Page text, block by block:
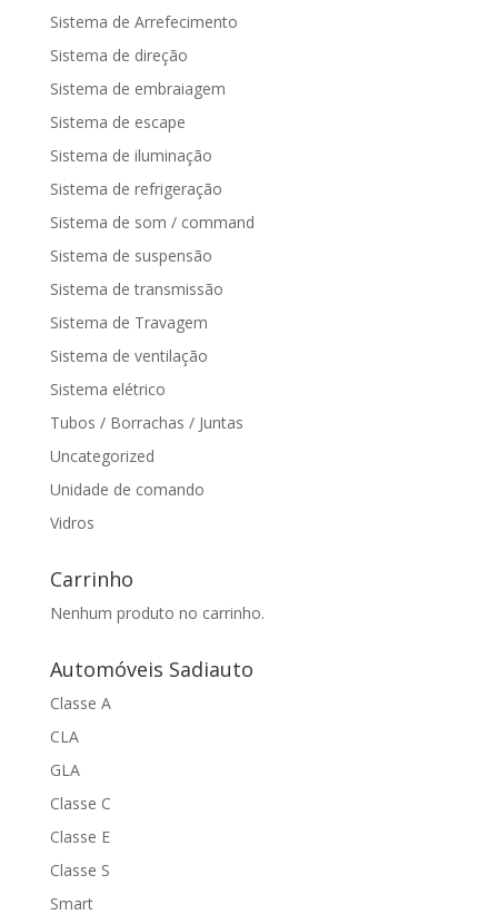
Sistema de Arrefecimento
Sistema de direção
Sistema de embraiagem
Sistema de escape
Sistema de iluminação
Sistema de refrigeração
Sistema de som / command
Sistema de suspensão
Sistema de transmissão
Sistema de Travagem
Sistema de ventilação
Sistema elétrico
Tubos / Borrachas / Juntas
Uncategorized
Unidade de comando
Vidros
Carrinho
Nenhum produto no carrinho.
Automóveis Sadiauto
Classe A
CLA
GLA
Classe C
Classe E
Classe S
Smart